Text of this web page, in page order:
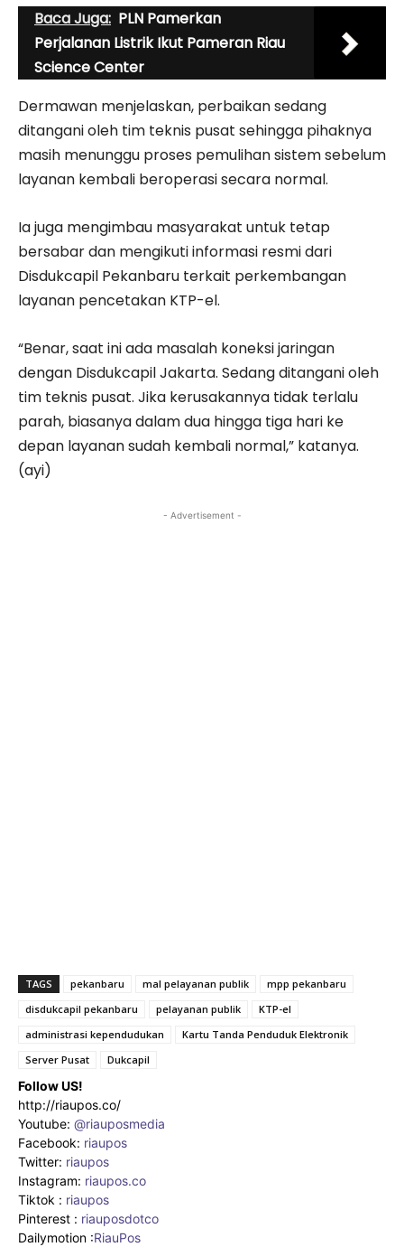
Baca Juga: PLN Pamerkan
Perjalanan Listrik Ikut Pameran Riau
Science Center
Dermawan menjelaskan, perbaikan sedang
ditangani oleh tim teknis pusat sehingga pihaknya
masih menunggu proses pemulihan sistem sebelum
layanan kembali beroperasi secara normal.
Ia juga mengimbau masyarakat untuk tetap
bersabar dan mengikuti informasi resmi dari
Disdukcapil Pekanbaru terkait perkembangan
layanan pencetakan KTP-el.
“Benar, saat ini ada masalah koneksi jaringan
dengan Disdukcapil Jakarta. Sedang ditangani oleh
tim teknis pusat. Jika kerusakannya tidak terlalu
parah, biasanya dalam dua hingga tiga hari ke
depan layanan sudah kembali normal,” katanya.
(ayi)
- Advertisement -
TAGS pekanbaru mal pelayanan publik
mpp pekanbaru
disdukcapil pekanbaru
pelayanan publik
KTP-el
administrasi kependudukan
Kartu Tanda Penduduk Elektronik
Server Pusat
Dukcapil
Follow US!
http://riaupos.co/
Youtube: @riauposmedia
Facebook: riaupos
Twitter: riaupos
Instagram: riaupos.co
Tiktok : riaupos
Pinterest : riauposdotco
Dailymotion :RiauPos